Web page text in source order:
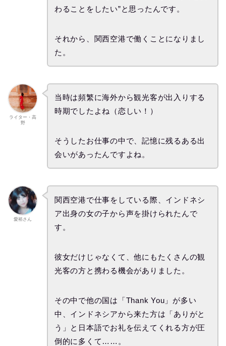
わることをしたい”と思ったんです。
それから、関西空港で働くことになりまし
た。
ライター・高
野
当時は頻繁に海外から観光客が出入りする
時期でしたよね（恋しい！）
そうしたお仕事の中で、記憶に残るある出
会いがあったんですよね。
愛裕さん
関西空港で仕事をしている際、インドネシ
ア出身の女の子から声を掛けられたんで
す。
彼女だけじゃなくて、他にもたくさんの観
光客の方と携わる機会がありました。
その中で他の国は「Thank You」が多い
中、インドネシアから来た方は「ありがと
う」と日本語でお礼を伝えてくれる方が圧
倒的に多くて……。